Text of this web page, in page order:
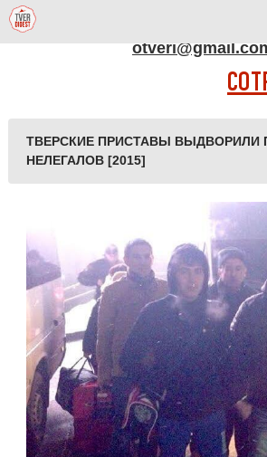
ТВЕРСКИЕ ПРИСТАВЫ ВЫДВОРИЛИ
НЕЛЕГАЛОВ [2015]